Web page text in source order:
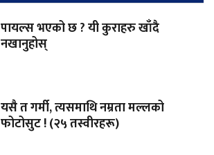
पायल्स भएको छ ? यी कुराहरु खाँदै
नखानुहोस्
यसै त गर्मी, त्यसमाथि नम्रता मल्लको
फोटोसुट ! (२५ तस्वीरहरू)